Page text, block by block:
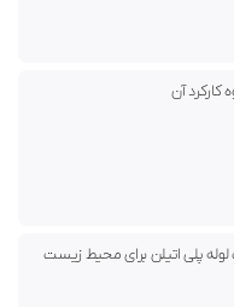
آن
لوله پلی اتیلن برای محیط زیست